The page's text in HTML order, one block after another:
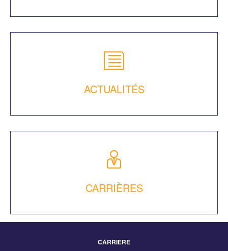
ACTUALITÉS
CARRIÈRES
CARRIÈRE